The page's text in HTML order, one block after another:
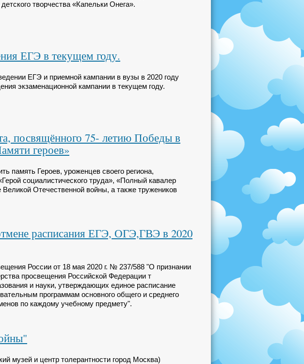
творчества «Капельки Онега».
ЕГЭ в текущем году.
ЕГЭ и приемной кампании в вузы в 2020 году
экзаменационной кампании в текущем году.
посвящённого 75- летию Победы в
героев»
память Героев, уроженцев своего региона,
социалистического труда», «Полный кавалер
Отечественной войны, а также тружеников
расписания ЕГЭ, ОГЭ,ГВЭ в 2020
России от 18 мая 2020 г. № 237/588 "О признании
просвещения Российской Федерации т
и науки, утверждающих единое расписание
программам основного общего и среднего
по каждому учебному предмету".
музей и центр толерантности город Москва)